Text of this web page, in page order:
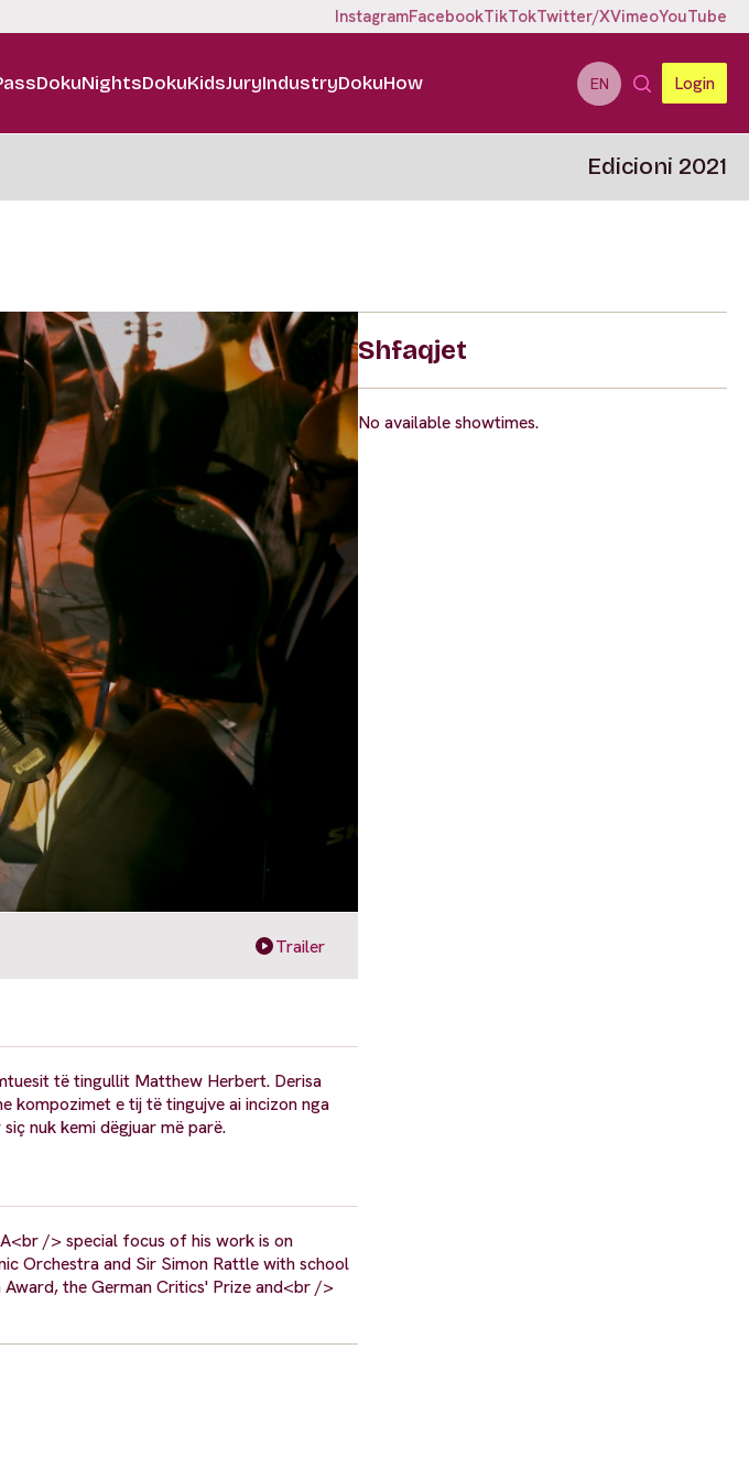
InstagramFacebookTikTokTwitter/XVimeoYouTube
DokuNightsDokuKidsJuryIndustryDokuHow EN Login
Edicioni 2021
Trailer
të tingullit Matthew Herbert. Derisa
kompozimet e tij të tingujve ai incizon nga
nuk kemi dëgjuar më parë.
/> special focus of his work is on
Orchestra and Sir Simon Rattle with school
the German Critics' Prize and<br />
Shfaqjet
No available showtimes.